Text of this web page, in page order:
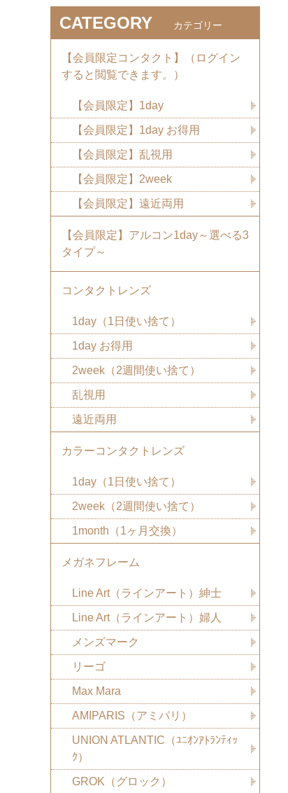
CATEGORY カテゴリー
【会員限定コンタクト】（ログイン
すると閲覧できます。）
【会員限定】1day
【会員限定】1day お得用
【会員限定】乱視用
【会員限定】2week
【会員限定】遠近両用
【会員限定】アルコン1day～選べる3
タイプ～
コンタクトレンズ
1day（1日使い捨て）
1day お得用
2week（2週間使い捨て）
乱視用
遠近両用
カラーコンタクトレンズ
1day（1日使い捨て）
2week（2週間使い捨て）
1month（1ヶ月交換）
メガネフレーム
Line Art（ラインアート）紳士
Line Art（ラインアート）婦人
メンズマーク
リーゴ
Max Mara
AMIPARIS（アミパリ）
UNION ATLANTIC（ﾕﾆｵﾝｱﾄﾗﾝﾃｨｯ
ｸ）
GROK（グロック）